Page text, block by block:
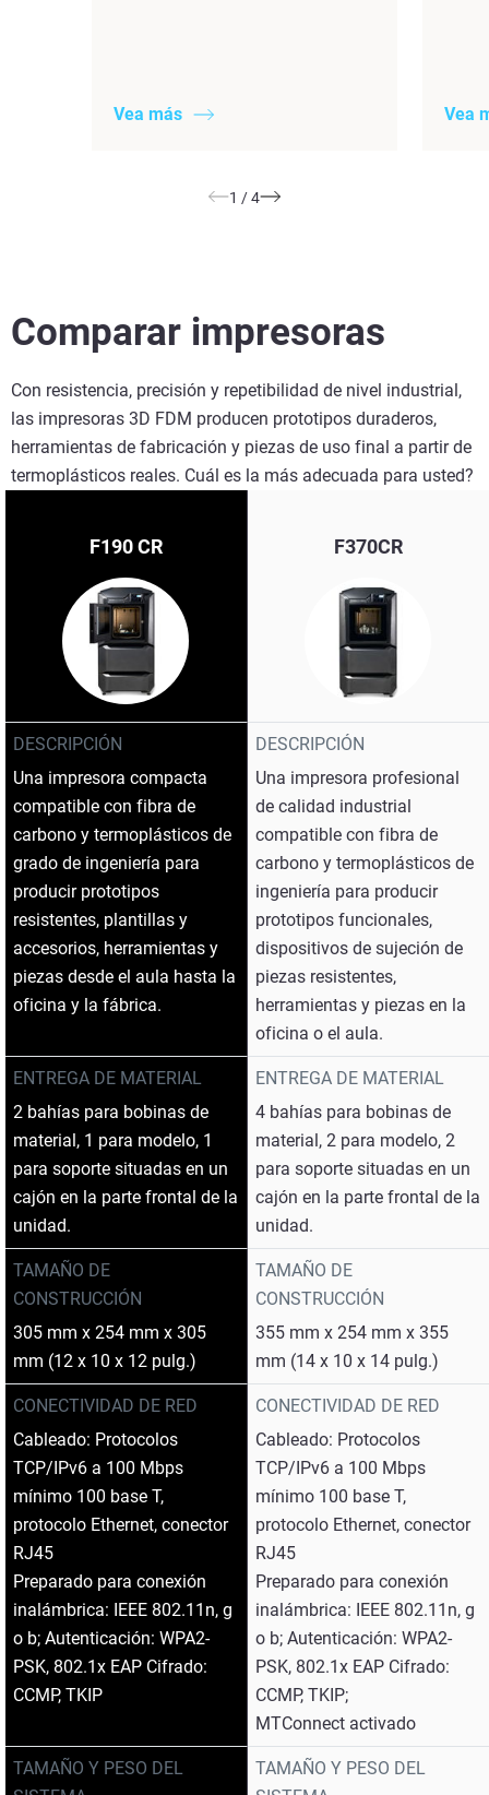
Vea más Vea
1 /4
Comparar impresoras
Con resistencia, precisión y repetibilidad de nivel industrial,
las impresoras 3D FDM producen prototipos duraderos,
herramientas de fabricación y piezas de uso final a partir de
termoplásticos reales. Cuál es la más adecuada para usted?
F190 CR
DESCRIPCIÓN
Una impresora compacta
compatible con fibra de
carbono y termoplásticos de
grado de ingeniería para
producir prototipos
resistentes, plantillas y
accesorios, herramientas y
piezas desde el aula hasta la
oficina y la fábrica.
ENTREGA DE MATERIAL
2 bahías para bobinas de
material, 1 para modelo, 1
para soporte situadas en un
cajón en la parte frontal de la
unidad.
TAMAÑO DE
CONSTRUCCIÓN
305 mm x 254 mm x 305
mm (12 x 10 x 12 pulg.)
CONECTIVIDAD DE RED
Cableado: Protocolos
TCP/IPv6 a 100 Mbps
mínimo 100 base T,
protocolo Ethernet, conector
RJ45
Preparado para conexión
inalámbrica: IEEE 802.11n, g
o b; Autenticación: WPA2-
PSK, 802.1x EAP Cifrado:
CCMP, TKIP
TAMAÑO Y PESO DEL
F370CR
DESCRIPCIÓN
Una impresora profesional
de calidad industrial
compatible con fibra de
carbono y termoplásticos de
ingeniería para producir
prototipos funcionales,
dispositivos de sujeción de
piezas resistentes,
herramientas y piezas en la
oficina o el aula.
ENTREGA DE MATERIAL
4 bahías para bobinas de
material, 2 para modelo, 2
para soporte situadas en un
cajón en la parte frontal de la
unidad.
TAMAÑO DE
CONSTRUCCIÓN
355 mm x 254 mm x 355
mm (14 x 10 x 14 pulg.)
CONECTIVIDAD DE RED
Cableado: Protocolos
TCP/IPv6 a 100 Mbps
mínimo 100 base T,
protocolo Ethernet, conector
RJ45
Preparado para conexión
inalámbrica: IEEE 802.11n, g
o b; Autenticación: WPA2-
PSK, 802.1x EAP Cifrado:
CCMP, TKIP;
MTConnect activado
TAMAÑO Y PESO DEL